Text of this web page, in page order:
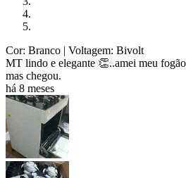
Cor: Branco | Voltagem: Bivolt
MT lindo e elegante 👏..amei meu
mas chegou.
há 8 meses